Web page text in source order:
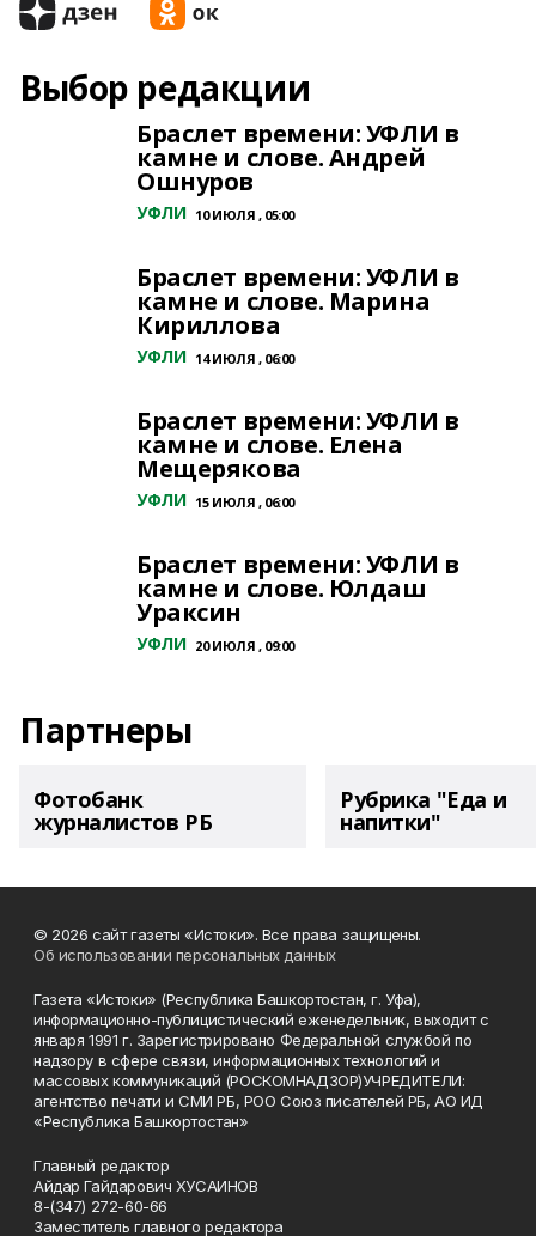
Выбор редакции
Браслет времени: УФЛИ в
камне и слове. Андрей
Ошнуров
УФЛИ 10 ИЮЛЯ , 05:00
Браслет времени: УФЛИ в
камне и слове. Марина
Кириллова
УФЛИ 14 ИЮЛЯ , 06:00
Браслет времени: УФЛИ в
камне и слове. Елена
Мещерякова
УФЛИ 15 ИЮЛЯ , 06:00
Браслет времени: УФЛИ в
камне и слове. Юлдаш
Ураксин
УФЛИ 20 ИЮЛЯ , 09:00
Партнеры
Фотобанк
журналистов РБ
Рубрика "Еда и
напитки"
© 2026 сайт газеты «Истоки». Все права защищены.
Об использовании персональных данных
Газета «Истоки» (Республика Башкортостан, г. Уфа),
информационно-публицистический еженедельник, выходит с
января 1991 г. Зарегистрировано Федеральной службой по
надзору в сфере связи, информационных технологий и
массовых коммуникаций (РОСКОМНАДЗОР)УЧРЕДИТЕЛИ:
агентство печати и СМИ РБ, РОО Союз писателей РБ, АО ИД
«Республика Башкортостан»
Главный редактор
Айдар Гайдарович ХУСАИНОВ
8-(347) 272-60-66
Заместитель главного редактора